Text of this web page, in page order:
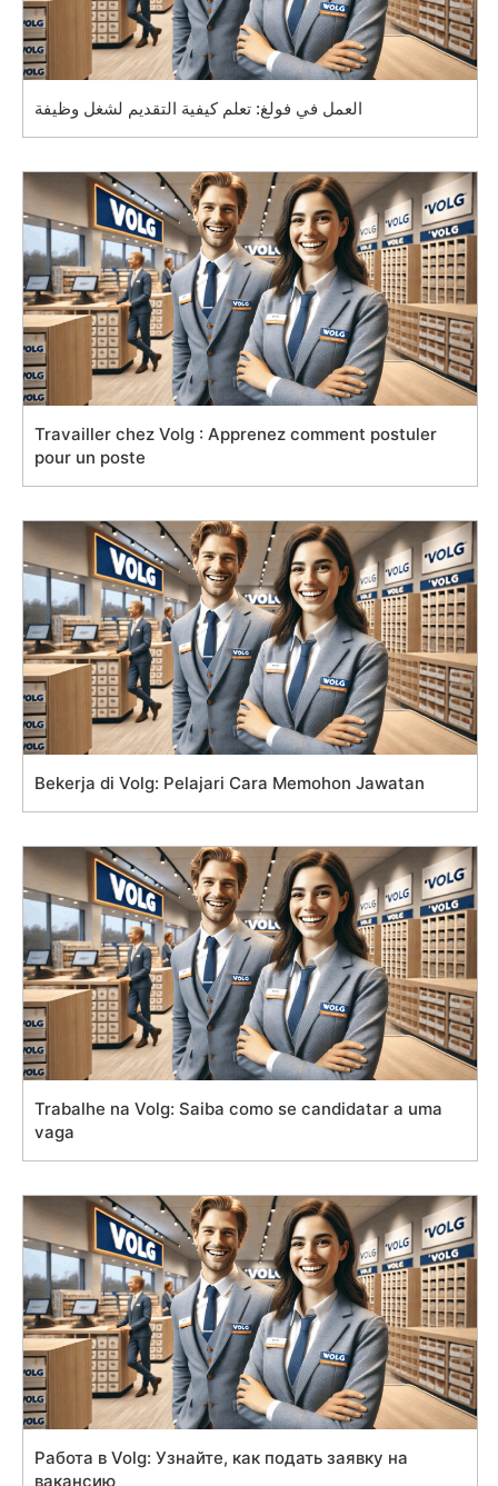
العمل في فولغ: تعلم كيفية التقديم لشغل وظيفة
Travailler chez Volg : Apprenez comment postuler
pour un poste
Bekerja di Volg: Pelajari Cara Memohon Jawatan
Trabalhe na Volg: Saiba como se candidatar a uma
vaga
Работа в Volg: Узнайте, как подать заявку на
вакансию